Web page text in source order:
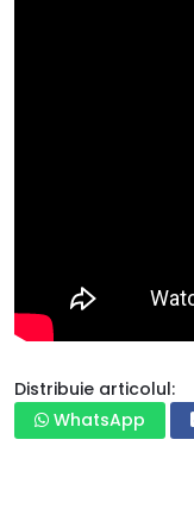
Distribuie articolul:
WhatsApp